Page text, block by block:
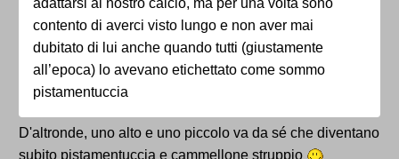
adattarsi al nostro calcio, ma per una volta sono
contento di averci visto lungo e non aver mai
dubitato di lui anche quando tutti (giustamente
all’epoca) lo avevano etichettato come sommo
pistamentuccia
D'altronde, uno alto e uno piccolo va da sé che diventano
subito pistamentuccia e cammellone struppio